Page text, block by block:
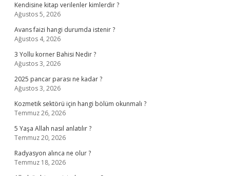
Kendisine kitap verilenler kimlerdir ?
Ağustos 5, 2026
Avans faizi hangi durumda istenir ?
Ağustos 4, 2026
3 Yollu korner Bahisi Nedir ?
Ağustos 3, 2026
2025 pancar parası ne kadar ?
Ağustos 3, 2026
Kozmetik sektörü için hangi bölüm okunmalı ?
Temmuz 26, 2026
5 Yaşa Allah nasıl anlatılır ?
Temmuz 20, 2026
Radyasyon alınca ne olur ?
Temmuz 18, 2026